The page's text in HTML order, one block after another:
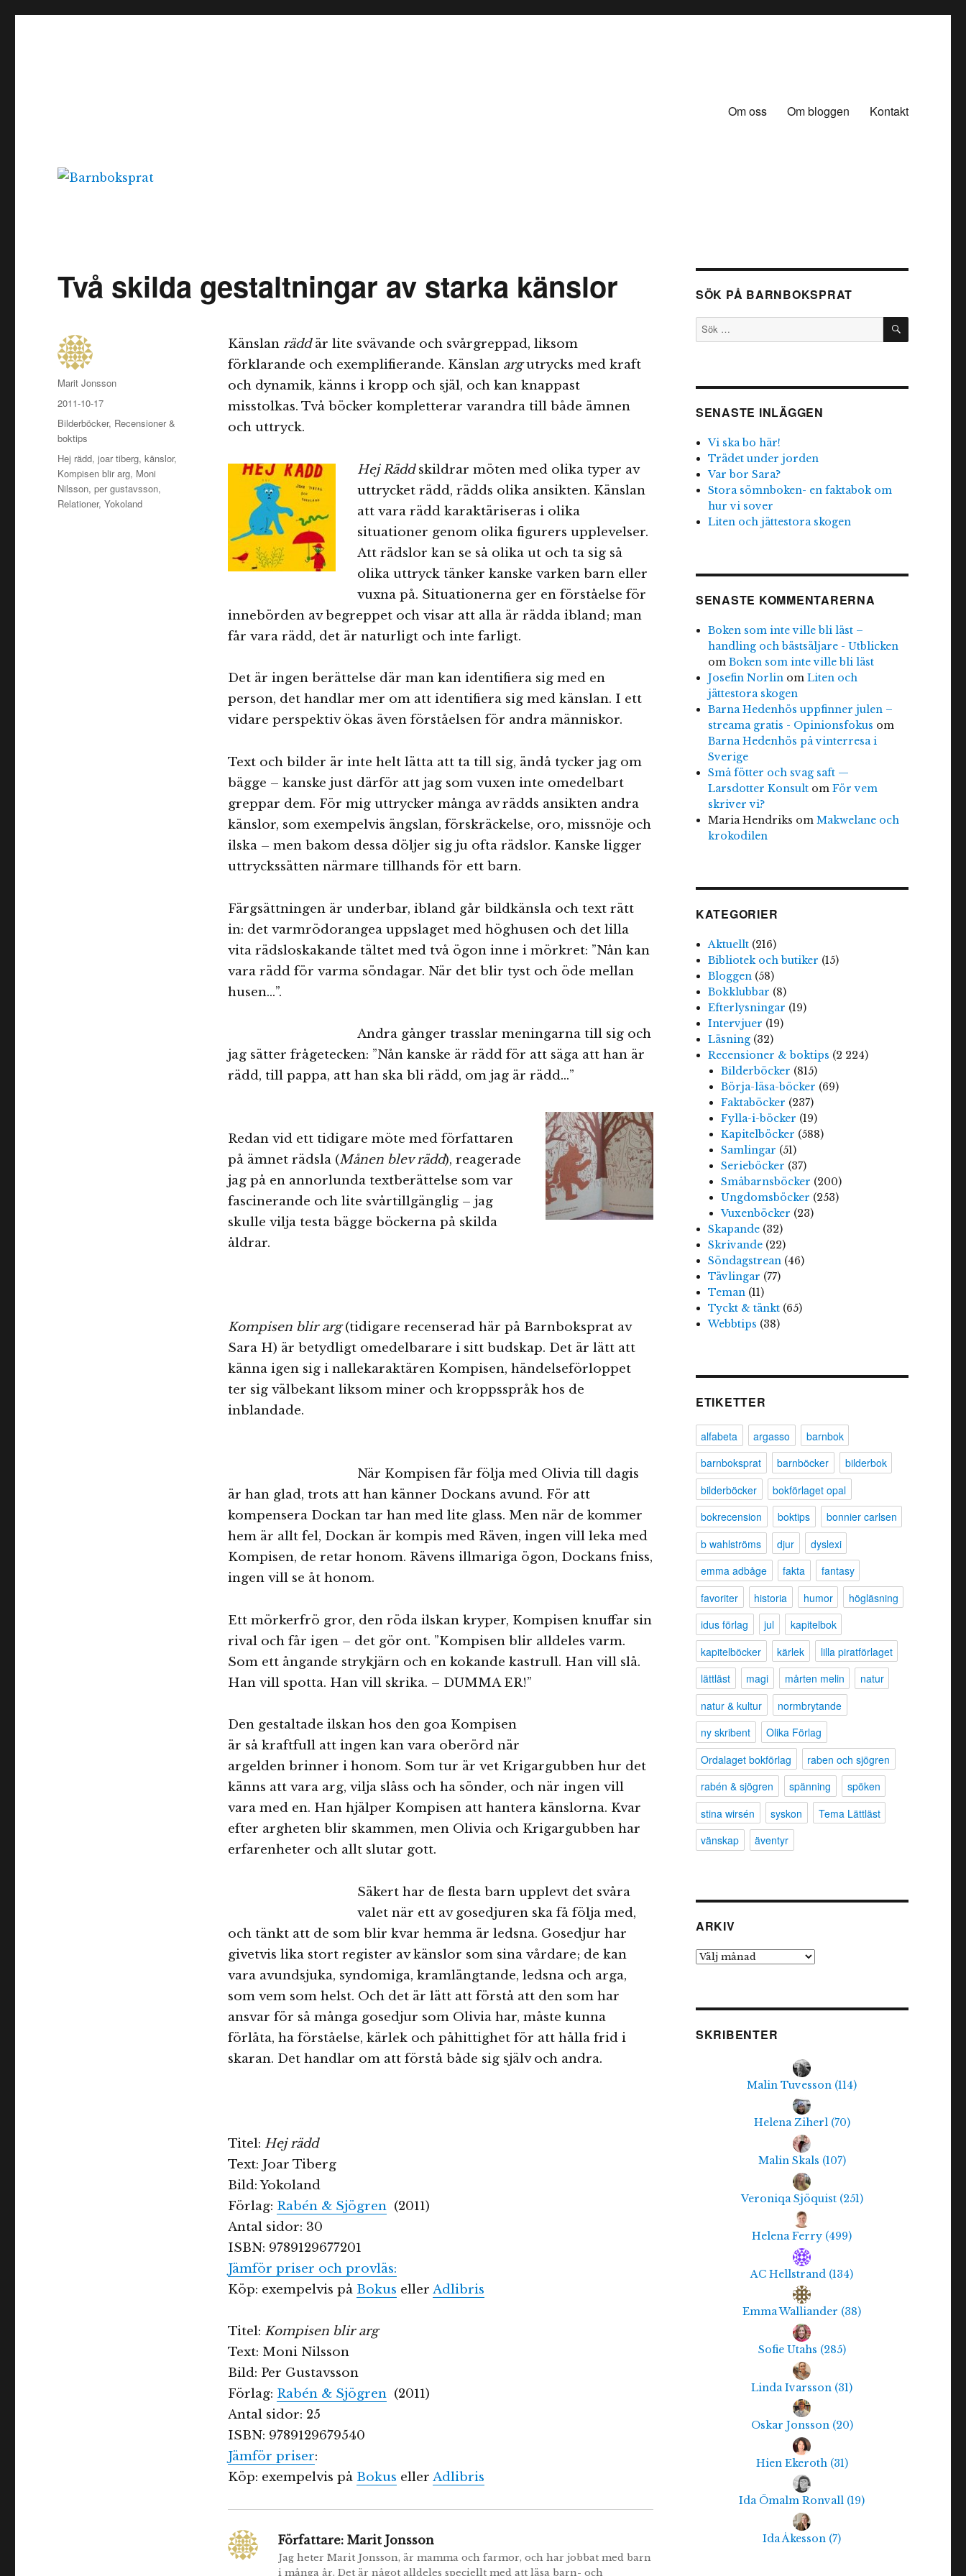
Om oss Om bloggen Kontakt
Två skilda gestaltningar av starka känslor
Känslan räddär lite svävande och svårgreppad, liksom
förklarande och exemplifierande. Känslan argutrycks med kraft
och dynamik, känns i kropp och själ, och kan knappast
misstolkas. Två böcker kompletterar varandra till både ämnen
och uttryck.
Hej Räddskildrar möten med olika typer av
uttrycket rädd, rädds olika ansikten. Känslan
att vara rädd karaktäriseras i olika
situationer genom olika figurers upplevelser.
Att rädslor kan se så olika ut och ta sig så
olika uttryck tänker kanske varken barn eller
vuxna på. Situationerna ger en förståelse för
innebörden av begreppet och visar att alla är rädda ibland; man
får vara rädd, det är naturligt och inte farligt.
Det är ingen berättelse där man kan identifiera sig med en
person, det handlar mer om att identifiera sig med känslan. I ett
vidare perspektiv ökas även förståelsen för andra människor.
Text och bilder är inte helt lätta att ta till sig, ändå tycker jag om
bägge – kanske just därför att jag som vuxen inte omedelbart
greppar dem. För mig uttrycker många av rädds ansikten andra
känslor, som exempelvis ängslan, förskräckelse, oro, missnöje och
ilska – men bakom dessa döljer sig ju ofta rädslor. Kanske ligger
uttryckssätten närmare tillhands för ett barn.
Färgsättningen är underbar, ibland går bildkänsla och text rätt
in: det varmrödorangea uppslaget med höghusen och det lilla
vita rädsloskakande tältet med två ögon inne i mörkret: ”Nån kan
vara rädd för varma söndagar. När det blir tyst och öde mellan
husen…”.
Andra gånger trasslar meningarna till sig och
jag sätter frågetecken: ”Nån kanske är rädd för att säga att han är
rädd, till pappa, att han ska bli rädd, om jag är rädd…”
Redan vid ett tidigare möte med författaren
på ämnet rädsla (Månen blev rädd), reagerade
jag på en annorlunda textberättelse som var
fascinerande och lite svårtillgänglig – jag
skulle vilja testa bägge böckerna på skilda
åldrar.
Kompisen blir arg(tidigare recenserad här på Barnboksprat av
Sara H) är betydligt omedelbarare i sitt budskap. Det är lätt att
känna igen sig i nallekaraktären Kompisen, händelseförloppet
ter sig välbekant liksom miner och kroppsspråk hos de
inblandade.
När Kompisen får följa med Olivia till dagis
är han glad, trots att han känner Dockans avund. För att
kompensera Dockan tar han med lite glass. Men när de kommer
hem är allt fel, Dockan är kompis med Räven, ingen vill leka med
Kompisen, de retar honom. Rävens illmariga ögon, Dockans fniss,
ingen vill se åt honom.
Ett mörkerfrö gror, den röda ilskan kryper, Kompisen knuffar sin
rival och får igen – det gör ont. ”Kompisen blir alldeles varm.
Som ett ångande strykjärn och en kokande kastrull. Han vill slå.
Han vill spotta. Han vill skrika. – DUMMA ER!”
Den gestaltade ilskan hos den goa Kompisen
är så kraftfull att ingen kan vara oberörd när
argelden brinner i honom. Som tur är vet Krigargubben hur det
känns att vara arg, vilja slåss och ha sönder, och när ingen vill
vara med en. Han hjälper Kompisen att hantera känslorna. Kvar
efter argheten blir skammen, men Olivia och Krigargubben har
erfarenheter och allt slutar gott.
Säkert har de flesta barn upplevt det svåra
valet när ett av gosedjuren ska få följa med,
och tänkt att de som blir kvar hemma är ledsna. Gosedjur har
givetvis lika stort register av känslor som sina vårdare; de kan
vara avundsjuka, syndomiga, kramlängtande, ledsna och arga,
som vem som helst. Och det är lätt att förstå att den som har
ansvar för så många gosedjur som Olivia har, måste kunna
förlåta, ha förståelse, kärlek och påhittighet för att hålla frid i
skaran. Det handlar om att förstå både sig själv och andra.
Titel: Hej rädd
Text: Joar Tiberg
Bild: Yokoland
Förlag: Rabén & Sjögren(2011)
Antal sidor: 30
ISBN: 9789129677201
Jämför priser och provläs:
Köp: exempelvis på Bokus eller Adlibris
Titel: Kompisen blir arg
Text: Moni Nilsson
Bild: Per Gustavsson
Förlag: Rabén & Sjögren(2011)
Antal sidor: 25
ISBN: 9789129679540
Jämför priser:
Köp: exempelvis på Bokus eller Adlibris
Författare:Marit Jonsson
Jag heter Marit Jonsson, är mamma och farmor, och har jobbat med barn
i många år. Det är något alldeles speciellt med att läsa barn- och
Författare
Marit Jonsson
Publicerat
den
2011-10-17
Kategorier
Bilderböcker, Recensioner &
boktips
Etiketter
Hej rädd,joar tiberg,känslor,
Kompisen blir arg, Moni
Nilsson,per gustavsson,
Relationer,Yokoland
SÖK PÅ BARNBOKSPRAT
Sök
efter:
SÖK
SENASTE INLÄGGEN
Vi ska bo här!
Trädet under jorden
Var bor Sara?
Stora sömnboken- en faktabok om
hur vi sover
Liten och jättestora skogen
SENASTE KOMMENTARERNA
Boken som inte ville bli läst –
handling och bästsäljare - Utblicken
omBoken som inte ville bli läst
Josefin Norlin omLiten och
jättestora skogen
Barna Hedenhös uppfinner julen –
streama gratis - Opinionsfokus om
Barna Hedenhös på vinterresa i
Sverige
Små fötter och svag saft —
Larsdotter Konsult omFör vem
skriver vi?
Maria Hendriks omMakwelane och
krokodilen
KATEGORIER
Aktuellt (216)
Bibliotek och butiker (15)
Bloggen (58)
Bokklubbar (8)
Efterlysningar (19)
Intervjuer (19)
Läsning (32)
Recensioner & boktips (2 224)
Bilderböcker (815)
Börja-läsa-böcker (69)
Faktaböcker (237)
Fylla-i-böcker (19)
Kapitelböcker (588)
Samlingar (51)
Serieböcker (37)
Småbarnsböcker (200)
Ungdomsböcker (253)
Vuxenböcker (23)
Skapande (32)
Skrivande (22)
Söndagstrean (46)
Tävlingar (77)
Teman (11)
Tyckt & tänkt (65)
Webbtips (38)
ETIKETTER
alfabeta argasso
barnbok
barnboksprat
barnböcker
bilderbok
bilderböcker
bokförlaget opal
bokrecension
boktips
bonnier carlsen
b wahlströms
djur
dyslexi
emma adbåge
fakta
fantasy
favoriter
historia humor
högläsning
idus förlag
jul
kapitelbok
kapitelböcker
kärlek
lilla piratförlaget
lättläst
magi mårten melin
natur
natur & kultur
normbrytande
ny skribent
Olika Förlag
Ordalaget bokförlag
raben och sjögren
rabén & sjögren
spänning
spöken
stina wirsén
syskon
Tema Lättläst
vänskap
äventyr
ARKIV
Arkiv
SKRIBENTER
Malin Tuvesson (114)
Helena Ziherl (70)
Malin Skals (107)
Veroniqa Sjöquist (251)
Helena Ferry (499)
AC Hellstrand (134)
Emma Walliander (38)
Sofie Utahs (285)
Linda Ivarsson (31)
Oskar Jonsson (20)
Hien Ekeroth (31)
Ida Ömalm Ronvall (19)
Ida Åkesson (7)